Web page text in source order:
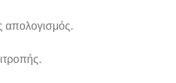
απολογισμός.